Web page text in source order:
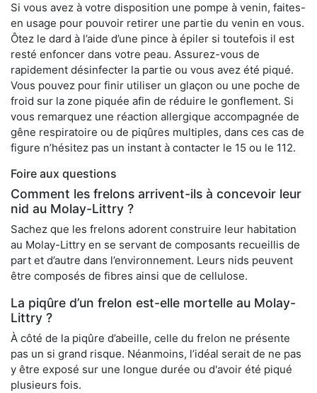
Si vous avez à votre disposition une pompe à venin, faites-
en usage pour pouvoir retirer une partie du venin en vous.
Ôtez le dard à l’aide d’une pince à épiler si toutefois il est
resté enfoncer dans votre peau. Assurez-vous de
rapidement désinfecter la partie ou vous avez été piqué.
Vous pouvez pour finir utiliser un glaçon ou une poche de
froid sur la zone piquée afin de réduire le gonflement. Si
vous remarquez une réaction allergique accompagnée de
gêne respiratoire ou de piqûres multiples, dans ces cas de
figure n’hésitez pas un instant à contacter le 15 ou le 112.
Foire aux questions
Comment les frelons arrivent-ils à concevoir leur
nid au Molay-Littry ?
Sachez que les frelons adorent construire leur habitation
au Molay-Littry en se servant de composants recueillis de
part et d’autre dans l’environnement. Leurs nids peuvent
être composés de fibres ainsi que de cellulose.
La piqûre d’un frelon est-elle mortelle au Molay-
Littry ?
À côté de la piqûre d’abeille, celle du frelon ne présente
pas un si grand risque. Néanmoins, l’idéal serait de ne pas
y être exposé sur une longue durée ou d'avoir été piqué
plusieurs fois.